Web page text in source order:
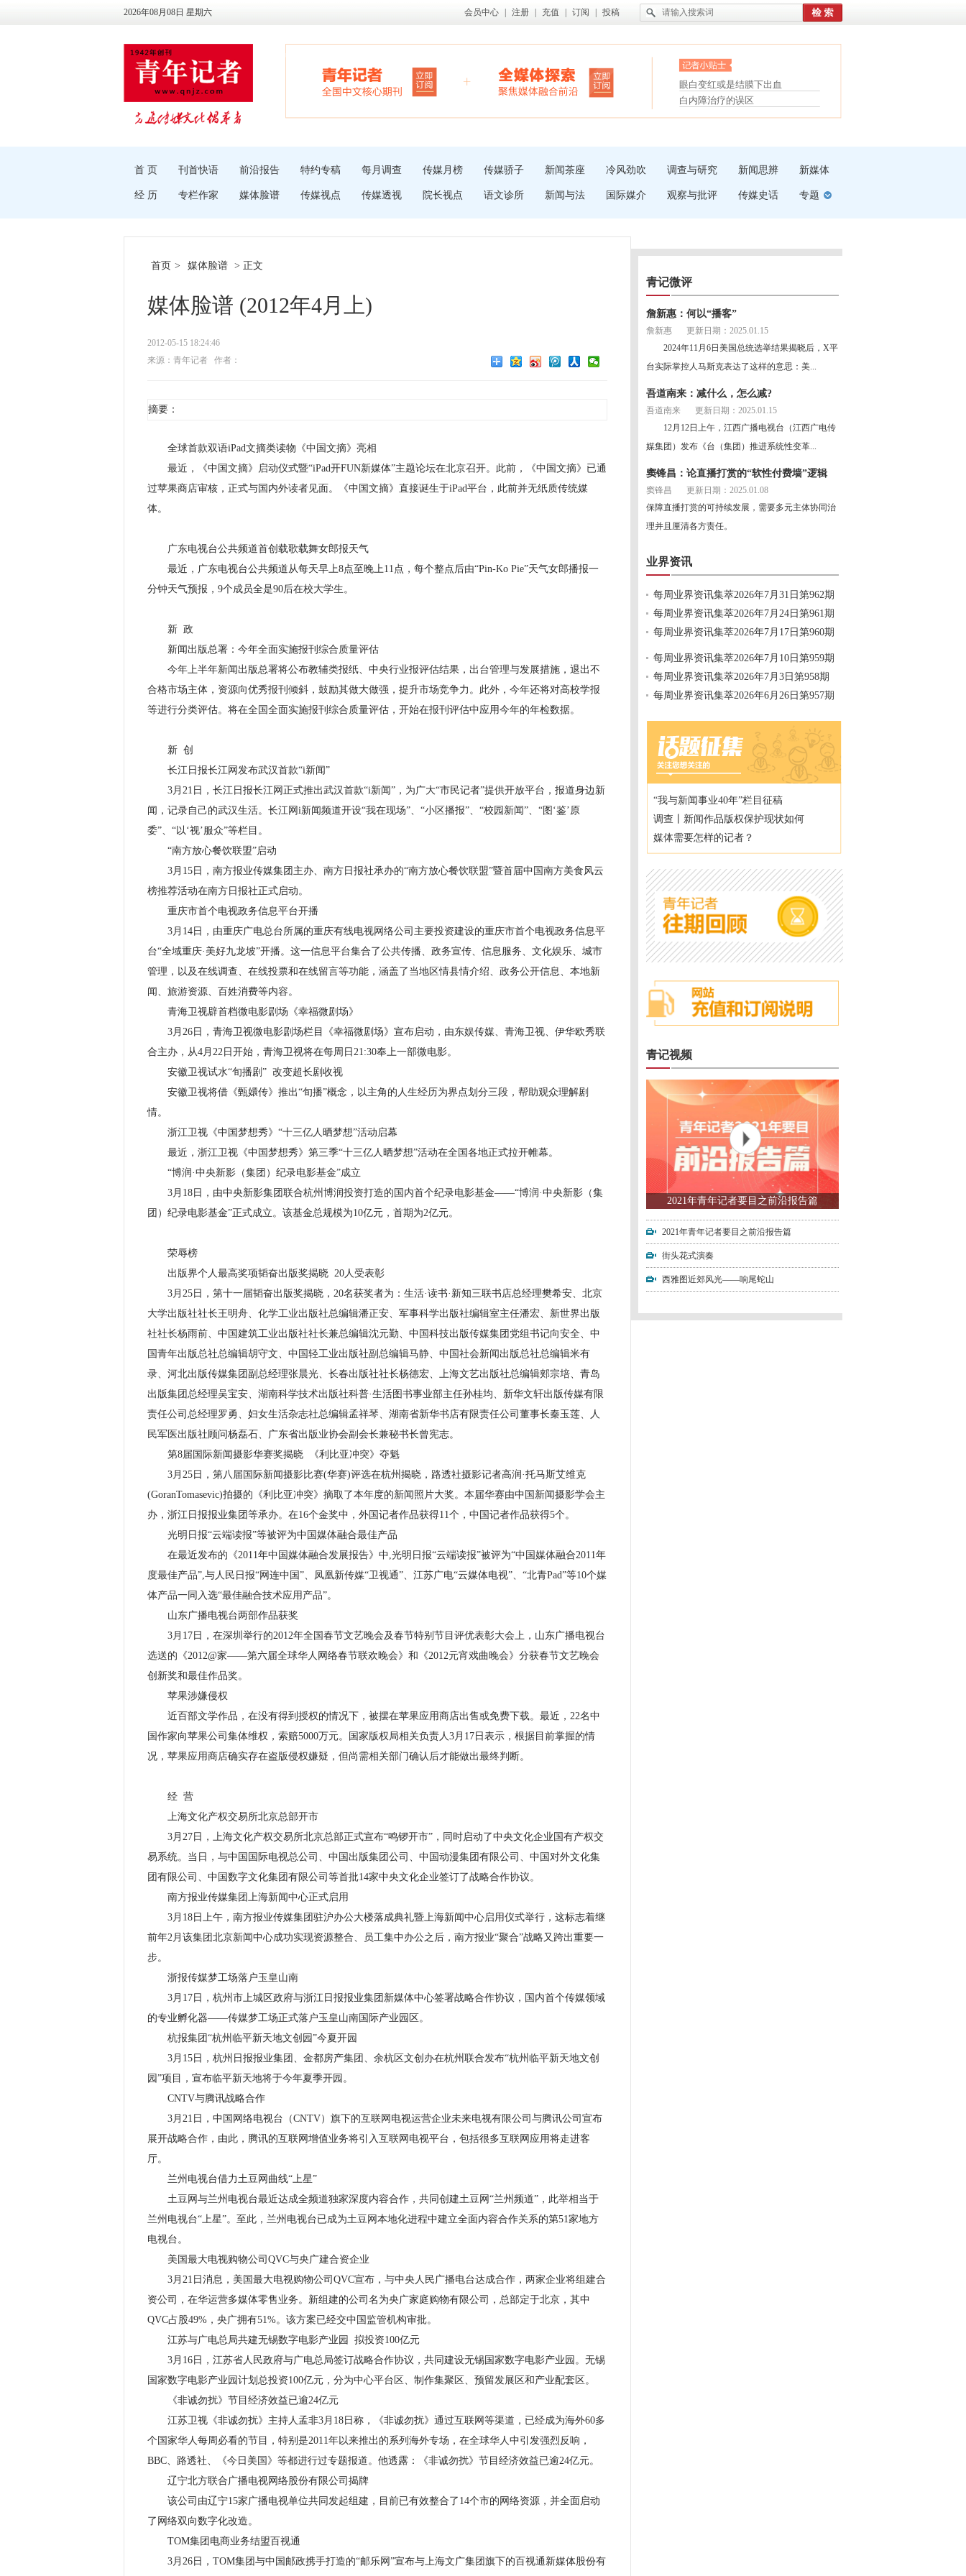
2026年08月08日 星期六 会员中心 注册 充值 订阅 投稿
眼白变红或是结膜下出血
“枝桠”“树桠”宜写成“枝...
夏天缓解疲劳有三招
护腰，摆脱六大坏习惯
受伤了冰敷还是热敷
首 页 刊首快语 前沿报告 特约专稿 每月调查 传媒月榜 传媒骄子 新闻茶座 冷风劲吹 调查与研究 新闻思辨 新媒体
经 历 专栏作家 媒体脸谱 传媒视点 传媒透视 院长视点 语文诊所 新闻与法 国际媒介 观察与批评 传媒史话 专题
首页 > 媒体脸谱 > 正文
媒体脸谱 (2012年4月上)
2012-05-15 18:24:46
来源：青年记者
作者：
摘要：
全球首款双语iPad文摘类读物《中国文摘》亮相
最近，《中国文摘》启动仪式暨“iPad开FUN新媒体”主题论坛在北京召开。此前，《中国文摘》已通
过苹果商店审核，正式与国内外读者见面。《中国文摘》直接诞生于iPad平台，此前并无纸质传统媒
体。
广东电视台公共频道首创载歌载舞女郎报天气
最近，广东电视台公共频道从每天早上8点至晚上11点，每个整点后由“Pin-Ko Pie”天气女郎播报一
分钟天气预报，9个成员全是90后在校大学生。
新 政
新闻出版总署：今年全面实施报刊综合质量评估
今年上半年新闻出版总署将公布教辅类报纸、中央行业报评估结果，出台管理与发展措施，退出不
合格市场主体，资源向优秀报刊倾斜，鼓励其做大做强，提升市场竞争力。此外，今年还将对高校学报
等进行分类评估。将在全国全面实施报刊综合质量评估，开始在报刊评估中应用今年的年检数据。
新 创
长江日报长江网发布武汉首款“i新闻”
3月21日，长江日报长江网正式推出武汉首款“i新闻”，为广大“市民记者”提供开放平台，报道身边新
闻，记录自己的武汉生活。长江网i新闻频道开设“我在现场”、“小区播报”、“校园新闻”、“图‘鉴’原
委”、“以‘视’服众”等栏目。
“南方放心餐饮联盟”启动
3月15日，南方报业传媒集团主办、南方日报社承办的“南方放心餐饮联盟”暨首届中国南方美食风云
榜推荐活动在南方日报社正式启动。
重庆市首个电视政务信息平台开播
3月14日，由重庆广电总台所属的重庆有线电视网络公司主要投资建设的重庆市首个电视政务信息平
台“全域重庆·美好九龙坡”开播。这一信息平台集合了公共传播、政务宣传、信息服务、文化娱乐、城市
管理，以及在线调查、在线投票和在线留言等功能，涵盖了当地区情县情介绍、政务公开信息、本地新
闻、旅游资源、百姓消费等内容。
青海卫视辟首档微电影剧场《幸福微剧场》
3月26日，青海卫视微电影剧场栏目《幸福微剧场》宣布启动，由东娱传媒、青海卫视、伊华欧秀联
合主办，从4月22日开始，青海卫视将在每周日21:30奉上一部微电影。
安徽卫视试水“旬播剧” 改变超长剧收视
安徽卫视将借《甄嬛传》推出“旬播”概念，以主角的人生经历为界点划分三段，帮助观众理解剧
情。
浙江卫视《中国梦想秀》“十三亿人晒梦想”活动启幕
最近，浙江卫视《中国梦想秀》第三季“十三亿人晒梦想”活动在全国各地正式拉开帷幕。
“博润·中央新影（集团）纪录电影基金”成立
3月18日，由中央新影集团联合杭州博润投资打造的国内首个纪录电影基金——“博润·中央新影（集
团）纪录电影基金”正式成立。该基金总规模为10亿元，首期为2亿元。
荣辱榜
出版界个人最高奖项韬奋出版奖揭晓 20人受表彰
3月25日，第十一届韬奋出版奖揭晓，20名获奖者为：生活·读书·新知三联书店总经理樊希安、北京
大学出版社社长王明舟、化学工业出版社总编辑潘正安、军事科学出版社编辑室主任潘宏、新世界出版
社社长杨雨前、中国建筑工业出版社社长兼总编辑沈元勤、中国科技出版传媒集团党组书记向安全、中
国青年出版总社总编辑胡守文、中国轻工业出版社副总编辑马静、中国社会新闻出版总社总编辑米有
录、河北出版传媒集团副总经理张晨光、长春出版社社长杨德宏、上海文艺出版社总编辑郏宗培、青岛
出版集团总经理吴宝安、湖南科学技术出版社科普·生活图书事业部主任孙桂均、新华文轩出版传媒有限
责任公司总经理罗勇、妇女生活杂志社总编辑孟祥琴、湖南省新华书店有限责任公司董事长秦玉莲、人
民军医出版社顾问杨磊石、广东省出版业协会副会长兼秘书长曾宪志。
第8届国际新闻摄影华赛奖揭晓 《利比亚冲突》夺魁
3月25日，第八届国际新闻摄影比赛(华赛)评选在杭州揭晓，路透社摄影记者高润·托马斯艾维克
(GoranTomasevic)拍摄的《利比亚冲突》摘取了本年度的新闻照片大奖。本届华赛由中国新闻摄影学会主
办，浙江日报报业集团等承办。在16个金奖中，外国记者作品获得11个，中国记者作品获得5个。
光明日报“云端读报”等被评为中国媒体融合最佳产品
在最近发布的《2011年中国媒体融合发展报告》中,光明日报“云端读报”被评为“中国媒体融合2011年
度最佳产品”,与人民日报“网连中国”、凤凰新传媒“卫视通”、江苏广电“云媒体电视”、“北青Pad”等10个媒
体产品一同入选“最佳融合技术应用产品”。
山东广播电视台两部作品获奖
3月17日，在深圳举行的2012年全国春节文艺晚会及春节特别节目评优表彰大会上，山东广播电视台
选送的《2012@家——第六届全球华人网络春节联欢晚会》和《2012元宵戏曲晚会》分获春节文艺晚会
创新奖和最佳作品奖。
苹果涉嫌侵权
近百部文学作品，在没有得到授权的情况下，被摆在苹果应用商店出售或免费下载。最近，22名中
国作家向苹果公司集体维权，索赔5000万元。国家版权局相关负责人3月17日表示，根据目前掌握的情
况，苹果应用商店确实存在盗版侵权嫌疑，但尚需相关部门确认后才能做出最终判断。
经 营
上海文化产权交易所北京总部开市
3月27日，上海文化产权交易所北京总部正式宣布“鸣锣开市”，同时启动了中央文化企业国有产权交
易系统。当日，与中国国际电视总公司、中国出版集团公司、中国动漫集团有限公司、中国对外文化集
团有限公司、中国数字文化集团有限公司等首批14家中央文化企业签订了战略合作协议。
南方报业传媒集团上海新闻中心正式启用
3月18日上午，南方报业传媒集团驻沪办公大楼落成典礼暨上海新闻中心启用仪式举行，这标志着继
前年2月该集团北京新闻中心成功实现资源整合、员工集中办公之后，南方报业“聚合”战略又跨出重要一
步。
浙报传媒梦工场落户玉皇山南
3月17日，杭州市上城区政府与浙江日报报业集团新媒体中心签署战略合作协议，国内首个传媒领域
的专业孵化器——传媒梦工场正式落户玉皇山南国际产业园区。
杭报集团“杭州临平新天地文创园”今夏开园
3月15日，杭州日报报业集团、金都房产集团、余杭区文创办在杭州联合发布“杭州临平新天地文创
园”项目，宣布临平新天地将于今年夏季开园。
CNTV与腾讯战略合作
3月21日，中国网络电视台（CNTV）旗下的互联网电视运营企业未来电视有限公司与腾讯公司宣布
展开战略合作，由此，腾讯的互联网增值业务将引入互联网电视平台，包括很多互联网应用将走进客
厅。
兰州电视台借力土豆网曲线“上星”
土豆网与兰州电视台最近达成全频道独家深度内容合作，共同创建土豆网“兰州频道”，此举相当于
兰州电视台“上星”。至此，兰州电视台已成为土豆网本地化进程中建立全面内容合作关系的第51家地方
电视台。
美国最大电视购物公司QVC与央广建合资企业
3月21日消息，美国最大电视购物公司QVC宣布，与中央人民广播电台达成合作，两家企业将组建合
资公司，在华运营多媒体零售业务。新组建的公司名为央广家庭购物有限公司，总部定于北京，其中
QVC占股49%，央广拥有51%。该方案已经交中国监管机构审批。
江苏与广电总局共建无锡数字电影产业园 拟投资100亿元
3月16日，江苏省人民政府与广电总局签订战略合作协议，共同建设无锡国家数字电影产业园。无锡
国家数字电影产业园计划总投资100亿元，分为中心平台区、制作集聚区、预留发展区和产业配套区。
《非诚勿扰》节目经济效益已逾24亿元
江苏卫视《非诚勿扰》主持人孟非3月18日称，《非诚勿扰》通过互联网等渠道，已经成为海外60多
个国家华人每周必看的节目，特别是2011年以来推出的系列海外专场，在全球华人中引发强烈反响，
BBC、路透社、《今日美国》等都进行过专题报道。他透露：《非诚勿扰》节目经济效益已逾24亿元。
辽宁北方联合广播电视网络股份有限公司揭牌
该公司由辽宁15家广播电视单位共同发起组建，目前已有效整合了14个市的网络资源，并全面启动
了网络双向数字化改造。
TOM集团电商业务结盟百视通
3月26日，TOM集团与中国邮政携手打造的“邮乐网”宣布与上海文广集团旗下的百视通新媒体股份有
青记微评
詹新惠：何以“播客”
詹新惠
更新日期：2025.01.15
2024年11月6日美国总统选举结果揭晓后，X平
台实际掌控人马斯克表达了这样的意思：美...
吾道南来：减什么，怎么减?
吾道南来
更新日期：2025.01.15
12月12日上午，江西广播电视台（江西广电传
媒集团）发布《台（集团）推进系统性变革...
窦锋昌：论直播打赏的“软性付费墙”逻辑
窦锋昌
更新日期：2025.01.08
保障直播打赏的可持续发展，需要多元主体协同治
理并且厘清各方责任。
业界资讯
每周业界资讯集萃2026年7月31日第962期
每周业界资讯集萃2026年7月24日第961期
每周业界资讯集萃2026年7月17日第960期
每周业界资讯集萃2026年7月10日第959期
每周业界资讯集萃2026年7月3日第958期
每周业界资讯集萃2026年6月26日第957期
“我与新闻事业40年”栏目征稿
调查丨新闻作品版权保护现状如何
媒体需要怎样的记者？
青记视频
2021年青年记者要目之前沿报告篇
2021年青年记者要目之前沿报告篇
街头花式演奏
西雅图近郊风光——响尾蛇山